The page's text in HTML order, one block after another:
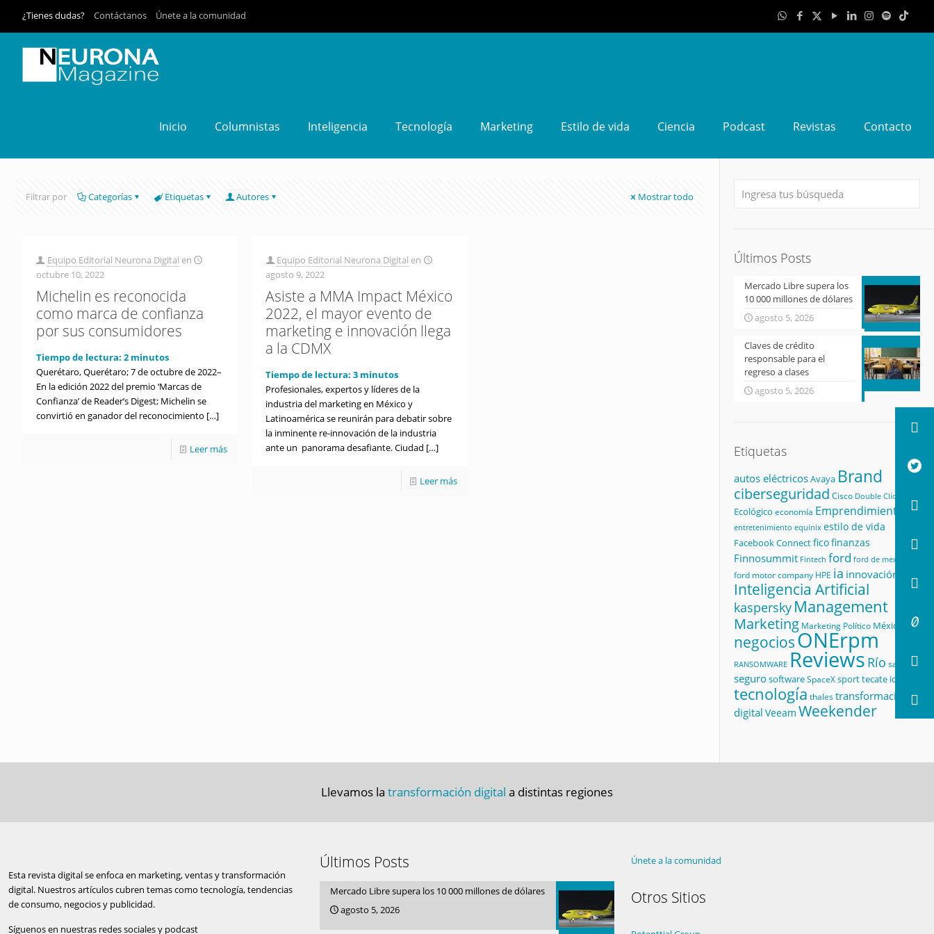
¿Tienes dudas? Contáctanos Únete a la comunidad
Inicio Columnistas Inteligencia Tecnología Marketing Estilo de vida Ciencia Podcast Revistas Contacto
Filtrar por Categorías Etiquetas Autores Mostrar todo
Equipo Editorial Neurona Digital en
octubre 10, 2022
Michelin es reconocida
como marca de confianza
por sus consumidores
Tiempo de lectura: 2 minutos
Querétaro, Querétaro; 7 de octubre de 2022–
En la edición 2022 del premio ‘Marcas de
Confianza’ de Reader’s Digest; Michelin se
convirtió en ganador del reconocimiento […]
Leer más
Equipo Editorial Neurona Digital en
agosto 9, 2022
Asiste a MMA Impact México
2022, el mayor evento de
marketing e innovación llega
a la CDMX
Tiempo de lectura:3 minutos
Profesionales, expertos y líderes de la
industria del marketing en México y
Latinoamérica se reunirán para debatir sobre
la inminente re-innovación de la industria
ante un panorama desafiante. Ciudad […]
Leer más
Últimos Posts
Mercado Libre supera los
10 000 millones de dólares
agosto 5, 2026
Claves de crédito
responsable para el
regreso a clases
agosto 5, 2026
Etiquetas
autos eléctricosAvaya Brand
ciberseguridad Cisco Double Click
Ecológico economía Emprendimiento
entretenimiento equinix estilo de vida
Facebook Connectficofinanzas
Finnosummit Fintech ford ford de mexico
ford motor company HPE ia innovación
Inteligencia Artificial
kaspersky Management
Marketing Marketing Político México
negociosONErpm
RANSOMWARE Reviews Río salud
segurosoftwareSpaceXsporttecate id
tecnología thalestransformación
digital Veeam Weekender
Llevamos la transformación digital a distintas regiones
Esta revista digital se enfoca en marketing, ventas y transformación
digital. Nuestros artículos cubren temas como tecnología, tendencias
de consumo, negocios y publicidad.
Síguenos en nuestras redes sociales y podcast
Últimos Posts
Mercado Libre supera los 10 000 millones de dólares
agosto 5, 2026
Únete a la comunidad
Otros Sitios